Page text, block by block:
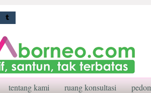
tentang kami ruang konsultasi